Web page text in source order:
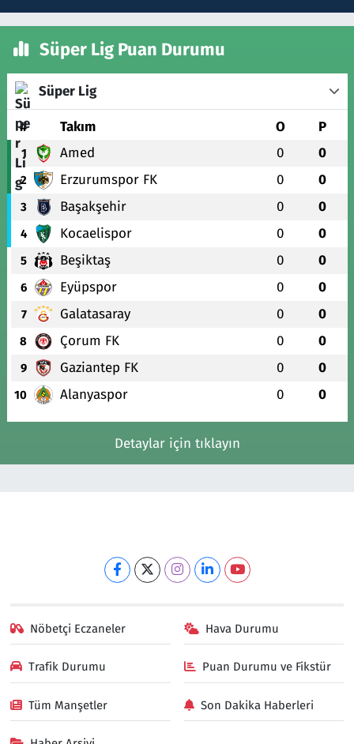
Süper Lig Puan Durumu
Süper Lig
# Takım O P
1 Amed 0 0
2 Erzurumspor FK 0 0
3 Başakşehir 0 0
4 Kocaelispor 0 0
5 Beşiktaş 0 0
6 Eyüpspor 0 0
7 Galatasaray 0 0
8 Çorum FK 0 0
9 Gaziantep FK 0 0
10 Alanyaspor 0 0
Detaylar için tıklayın
Nöbetçi Eczaneler Hava Durumu
Trafik Durumu Puan Durumu ve Fikstür
Tüm Manşetler Son Dakika Haberleri